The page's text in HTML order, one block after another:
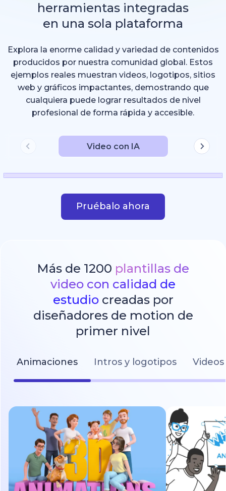
herramientas integradas
en una sola plataforma
Explora la enorme calidad y variedad de contenidos
producidos por nuestra comunidad global. Estos
ejemplos reales muestran videos, logotipos, sitios
web y gráficos impactantes, demostrando que
cualquiera puede lograr resultados de nivel
profesional de forma rápida y accesible.
Video con IA
Pruébalo ahora
Más de 1200 plantillas de
video con calidad de
estudiocreadas por
diseñadores de motion de
primer nivel
Animaciones Intros y logotipos